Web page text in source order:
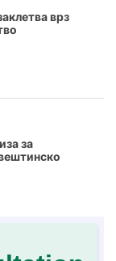
врз
за